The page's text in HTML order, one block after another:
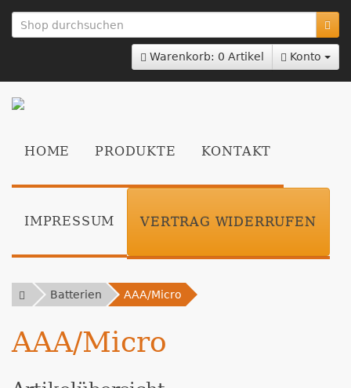
zum
Hauptinhalt
Warenkorb: 0 Artikel Konto
HOME PRODUKTE KONTAKT
IMPRESSUM VERTRAG WIDERRUFEN
Batterien AAA/Micro
AAA/Micro